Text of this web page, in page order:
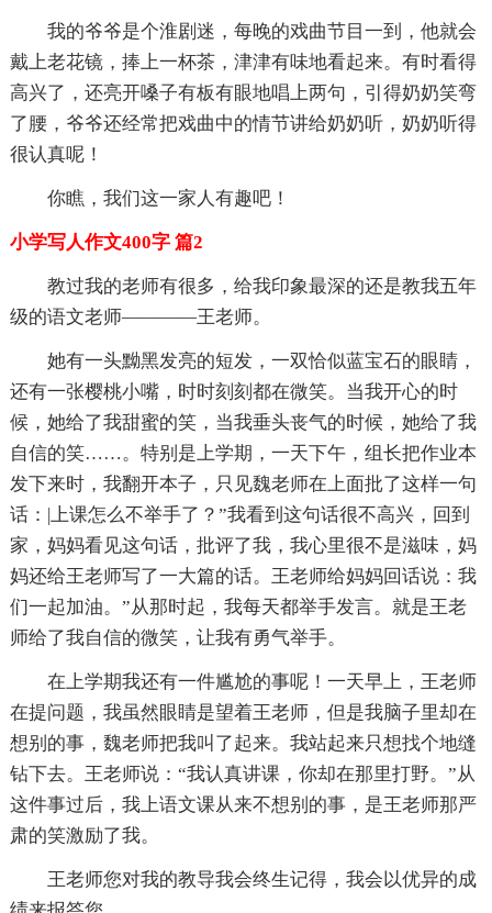
我的爷爷是个淮剧迷，每晚的戏曲节目一到，他就会
戴上老花镜，捧上一杯茶，津津有味地看起来。有时看得
高兴了，还亮开嗓子有板有眼地唱上两句，引得奶奶笑弯
了腰，爷爷还经常把戏曲中的情节讲给奶奶听，奶奶听得
很认真呢！
你瞧，我们这一家人有趣吧！
小学写人作文400字 篇2
教过我的老师有很多，给我印象最深的还是教我五年
级的语文老师————王老师。
她有一头黝黑发亮的短发，一双恰似蓝宝石的眼睛，
还有一张樱桃小嘴，时时刻刻都在微笑。当我开心的时
候，她给了我甜蜜的笑，当我垂头丧气的时候，她给了我
自信的笑……。特别是上学期，一天下午，组长把作业本
发下来时，我翻开本子，只见魏老师在上面批了这样一句
话：|上课怎么不举手了？”我看到这句话很不高兴，回到
家，妈妈看见这句话，批评了我，我心里很不是滋味，妈
妈还给王老师写了一大篇的话。王老师给妈妈回话说：我
们一起加油。”从那时起，我每天都举手发言。就是王老
师给了我自信的微笑，让我有勇气举手。
在上学期我还有一件尴尬的事呢！一天早上，王老师
在提问题，我虽然眼睛是望着王老师，但是我脑子里却在
想别的事，魏老师把我叫了起来。我站起来只想找个地缝
钻下去。王老师说：“我认真讲课，你却在那里打野。”从
这件事过后，我上语文课从来不想别的事，是王老师那严
肃的笑激励了我。
王老师您对我的教导我会终生记得，我会以优异的成